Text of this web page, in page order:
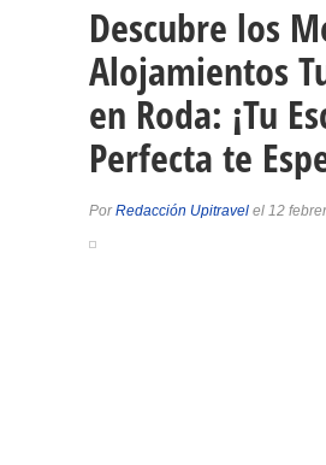
Descubre los
Alojamientos
en Roda: ¡Tu
Perfecta te
PorRedacción Upitravel el 12